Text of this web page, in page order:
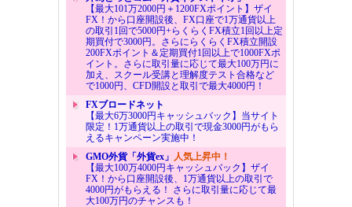
【最大101万2000円＋1200FXポイント】ザイ
FX！から口座開設後、FX口座で1万通貨以上
の取引1回で5000円+らくらくFX積立1回以上定
期買付で3000円。さらにらくらくFX積立開設
200FXポイント＆定期買付1回以上で1000FXポ
イント。さらに取引量に応じて最大100万円に
加え、スクール受講と理解度テスト合格など
で1000円、CFD開設と取引で最大4000円！
FXブロードネット
【最大6万3000円キャッシュバック】当サイト
限定！1万通貨以上の取引で現金3000円がもら
えるキャンペーン実施中！
GMO外貨「外貨ex」 人気上昇中！
【最大100万4000円キャッシュバック】ザイ
FX！から口座開設後、1万通貨以上の取引で
4000円がもらえる！ さらに取引量に応じて最
大100万円のチャンスも！